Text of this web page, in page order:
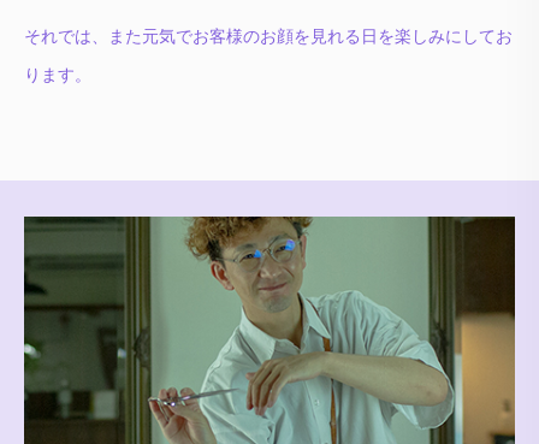
それでは、また元気でお客様のお顔を見れる日を楽しみにしてお
ります。